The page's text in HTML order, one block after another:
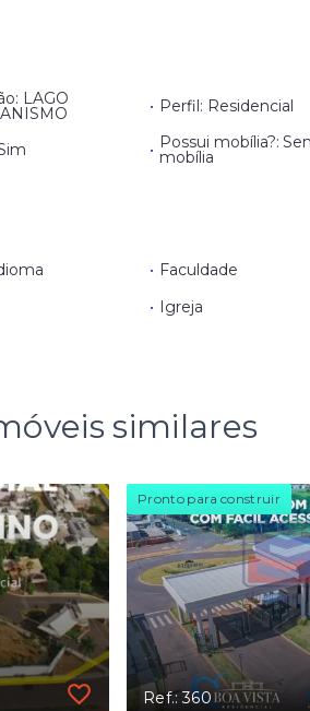
LAGO • Perfil: Residencial
• Possui mobília?:
mobília
• Faculdade
• Igreja
similares
Pronto para construir
Ref.: 360